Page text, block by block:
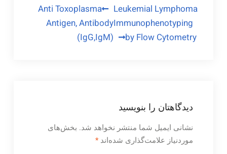
راهبری
نوشته
Anti Toxoplasma
Antigen, Antibody
(IgG,IgM)
Leukemial Lymphoma
Immunophenotyping
by Flow Cytometry
دیدگاهتان را بنویسید
نشانی ایمیل شما منتشر نخواهد شد. بخش‌های
موردنیاز علامت‌گذاری شده‌اند *